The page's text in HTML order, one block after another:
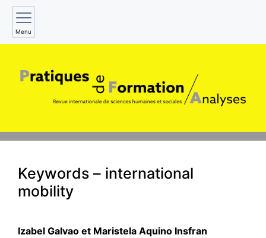
Menu
Keywords – international
mobility
Izabel Galvao et Maristela Aquino Insfran